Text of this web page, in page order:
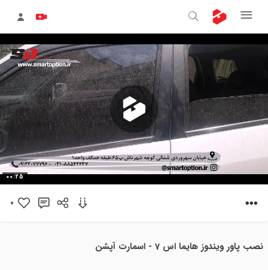
پخش
00:25
0
نصب پاور ویندوز هایما اس 7 - اسمارت آپشن